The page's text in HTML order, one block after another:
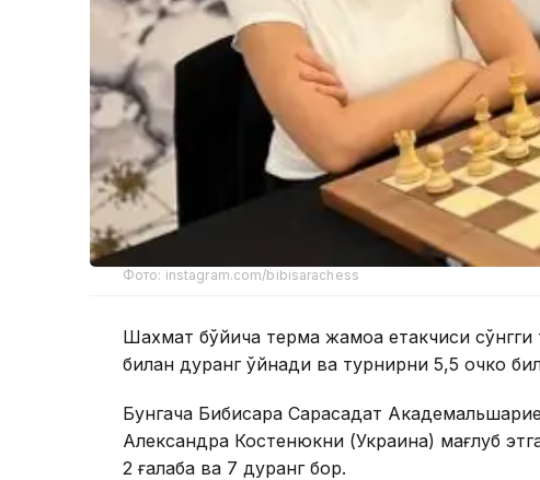
Фото: instagram.com/bibisarachess
Шахмат бўйича терма жамоа етакчиси
билан дуранг ўйнади ва турнирни 5,5 очко
Бунгача Бибисара Сарасадат
Александра Костенюкни (Украина) мағлуб
2 ғалаба ва 7 дуранг бор.